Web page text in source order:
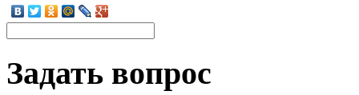
Задать вопрос